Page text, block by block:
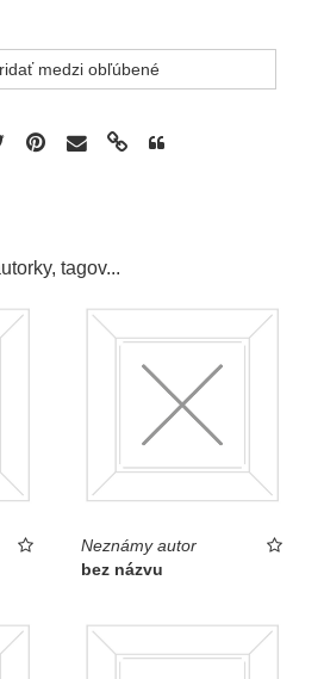
medzi obľúbené
tagov...
Neznámy autor
bez názvu